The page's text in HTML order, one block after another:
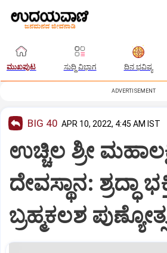
ಮುಖಪುಟ ಸುದ್ದಿ ವಿಭಾಗ ದಿನ ಭವಿಷ್ಯ
ADVERTISEMENT
BIG 40 APR 10, 2022, 4:45 AM IST
ಉಚ್ಚಿಲ ಶ್ರೀ
ದೇವಸ್ಥಾನ: ಶ್ರದ್ಧಾ
ಬ್ರಹ್ಮಕಲಶ